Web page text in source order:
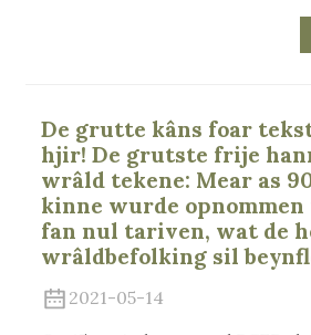
De grutte kâns foar
hjir! De grutste frije
wrâld tekene: Mear as
kinne wurde
fan nul tariven, wat de
wrâldbefolking sil
2021-05-14